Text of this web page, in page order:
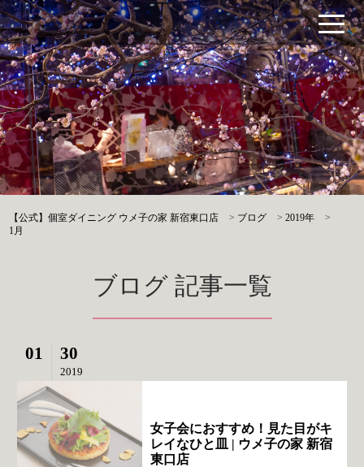
【公式】個室ダイニング ウメ子の家 新宿東口店 > ブログ >2019年
>
1月
ブログ 記事一覧
01 30
2019
女子会におすすめ！見た目がキ
レイなひと皿 | ウメ子の家 新宿
東口店